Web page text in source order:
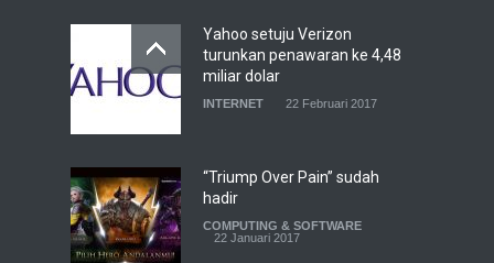
Yahoo setuju Verizon
turunkan penawaran ke 4,48
miliar dolar
INTERNET 22 Februari 2017
“Triump Over Pain” sudah
hadir
COMPUTING & SOFTWARE
22 Januari 2017